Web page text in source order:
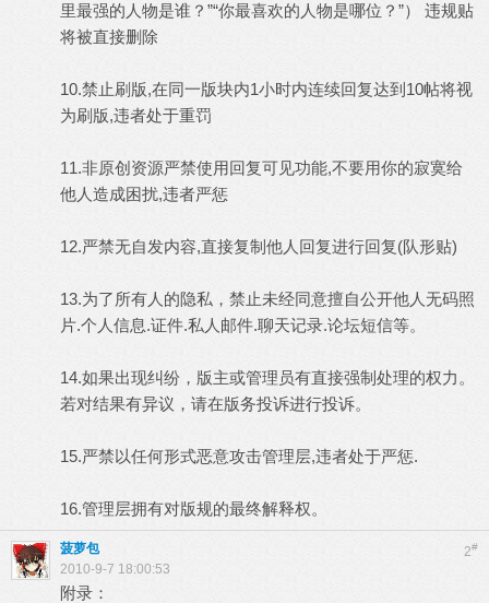
里最强的人物是谁？”“你最喜欢的人物是哪位？”） 违规贴
将被直接删除
10.禁止刷版,在同一版块内1小时内连续回复达到10帖将视
为刷版,违者处于重罚
11.非原创资源严禁使用回复可见功能,不要用你的寂寞给
他人造成困扰,违者严惩
12.严禁无自发内容,直接复制他人回复进行回复(队形贴)
13.为了所有人的隐私，禁止未经同意擅自公开他人无码照
片.个人信息.证件.私人邮件.聊天记录.论坛短信等。
14.如果出现纠纷，版主或管理员有直接强制处理的权力。
若对结果有异议，请在版务投诉进行投诉。
15.严禁以任何形式恶意攻击管理层,违者处于严惩.
16.管理层拥有对版规的最终解释权。
2#
菠萝包
2010-9-7 18:00:53
附录：